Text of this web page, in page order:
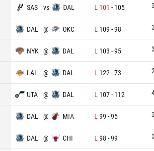
SAS vs DAL L 101 - 105
DAL @ OKC L 109 -98
NYK @ DAL L 103 -95
LAL @ DAL L 122 -73
UTA @ DAL L 107- 112
DAL @ MIA L 99 -95
DAL @ CHI L 98 -99